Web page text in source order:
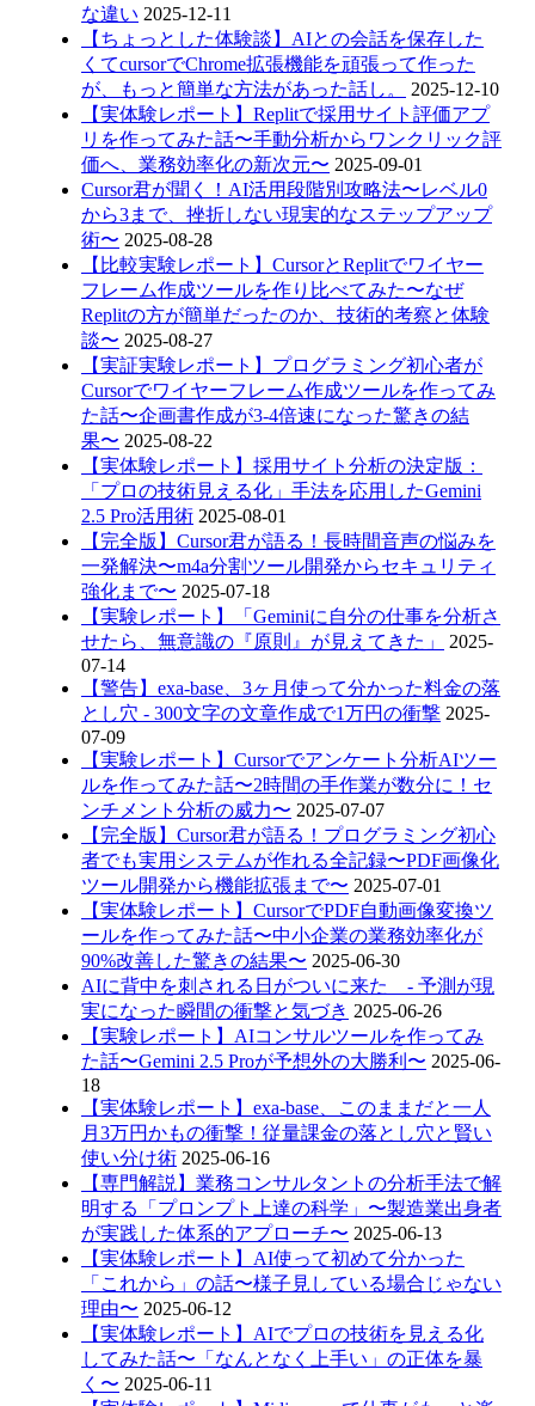
な違い 2025-12-11
【ちょっとした体験談】AIとの会話を保存した
くてcursorでChrome拡張機能を頑張って作った
が、もっと簡単な方法があった話し。
2025-12-10
【実体験レポート】Replitで採用サイト評価アプ
リを作ってみた話〜手動分析からワンクリック評
価へ、業務効率化の新次元〜 2025-09-01
Cursor君が聞く！AI活用段階別攻略法〜レベル0
から3まで、挫折しない現実的なステップアップ
術〜 2025-08-28
【比較実験レポート】CursorとReplitでワイヤー
フレーム作成ツールを作り比べてみた〜なぜ
Replitの方が簡単だったのか、技術的考察と体験
談〜 2025-08-27
【実証実験レポート】プログラミング初心者が
Cursorでワイヤーフレーム作成ツールを作ってみ
た話〜企画書作成が3-4倍速になった驚きの結
果〜 2025-08-22
【実体験レポート】採用サイト分析の決定版：
「プロの技術見える化」手法を応用したGemini
2.5 Pro活用術 2025-08-01
【完全版】Cursor君が語る！長時間音声の悩みを
一発解決〜m4a分割ツール開発からセキュリティ
強化まで〜 2025-07-18
【実験レポート】「Geminiに自分の仕事を分析さ
せたら、無意識の『原則』が見えてきた」
2025-
07-14
【警告】exa-base、3ヶ月使って分かった料金の落
とし穴 - 300文字の文章作成で1万円の衝撃 2025-
07-09
【実験レポート】Cursorでアンケート分析AIツー
ルを作ってみた話〜2時間の手作業が数分に！セ
ンチメント分析の威力〜 2025-07-07
【完全版】Cursor君が語る！プログラミング初心
者でも実用システムが作れる全記録〜PDF画像化
ツール開発から機能拡張まで〜 2025-07-01
【実体験レポート】CursorでPDF自動画像変換ツ
ールを作ってみた話〜中小企業の業務効率化が
90%改善した驚きの結果〜 2025-06-30
AIに背中を刺される日がついに来た - 予測が現
実になった瞬間の衝撃と気づき 2025-06-26
【実験レポート】AIコンサルツールを作ってみ
た話〜Gemini 2.5 Proが予想外の大勝利〜 2025-06-
18
【実体験レポート】exa-base、このままだと一人
月3万円かもの衝撃！従量課金の落とし穴と賢い
使い分け術 2025-06-16
【専門解説】業務コンサルタントの分析手法で解
明する「プロンプト上達の科学」〜製造業出身者
が実践した体系的アプローチ〜 2025-06-13
【実体験レポート】AI使って初めて分かった
「これから」の話〜様子見している場合じゃない
理由〜 2025-06-12
【実体験レポート】AIでプロの技術を見える化
してみた話〜「なんとなく上手い」の正体を暴
く〜 2025-06-11